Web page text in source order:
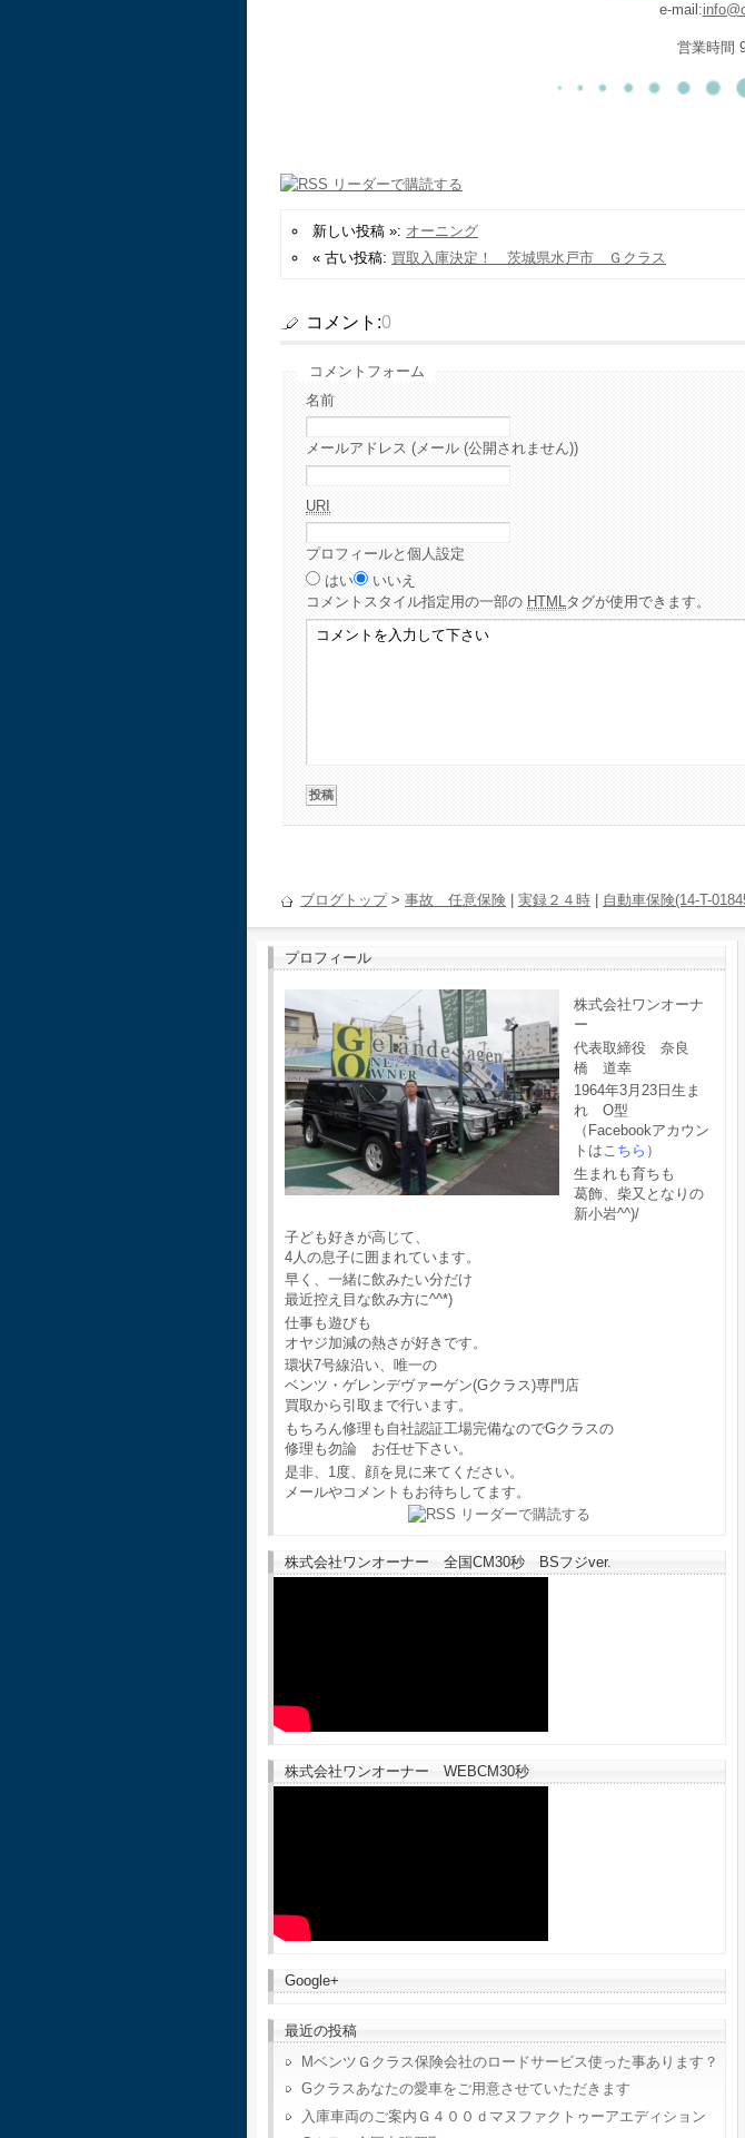
e-mail:
営業時間
新しい投稿 »: オーニング
« 古い投稿: 買取入庫決定！ 茨城県水戸市 Ｇクラス
コメント:0
コメントフォーム
名前
メールアドレス (メール (公開されません))
URI
プロフィールと個人設定
はい
いいえ
コメント スタイル指定用の一部の HTMLタグが使用できます。
ブログトップ> 事故 任意保険 実録２４時 自動車保険(14-T-
プロフィール
株式会社ワンオーナ
ー
代表取締役 奈良
橋 道幸
1964年3月23日生ま
れ O型
（Facebookアカウン
トはこちら ）
生まれも育ちも
葛飾、柴又となりの
新小岩^^)/
子ども好きが高じて、
4人の息子に囲まれています。
早く、一緒に飲みたい分だけ
最近控え目な飲み方に^^*)
仕事も遊びも
オヤジ加減の熱さが好きです。
環状7号線沿い、唯一の
ベンツ・ゲレンデヴァーゲン(Gクラス)専門店
買取から引取まで行います。
もちろん修理も自社認証工場完備なのでGクラスの
修理も勿論 お任せ下さい。
是非、1度、顔を見に来てください。
メールやコメントもお待ちしてます。
株式会社ワンオーナー 全国CM30秒 BSフジver.
株式会社ワンオーナー WEBCM30秒
Google+
最近の投稿
MベンツＧクラス保険会社のロードサービス使った事あります？
Gクラスあなたの愛車をご用意させていただきます
入庫車両のご案内Ｇ４００ｄマヌファクトゥーアエディション